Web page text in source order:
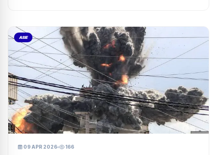
ASIE
09 APR 2026 166